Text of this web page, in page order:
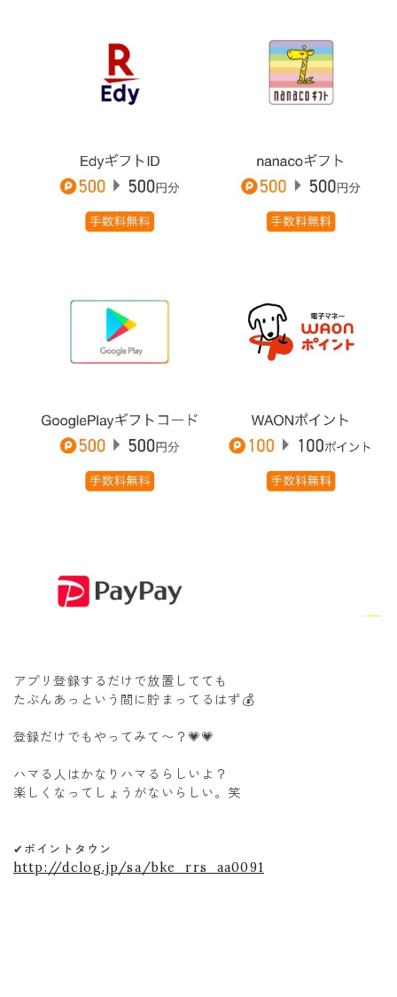
アプリ登録するだけで放置してても
たぶんあっという間に貯まってるはず💰
登録だけでもやってみて〜？💗💗
ハマる人はかなりハマるらしいよ？
楽しくなってしょうがないらしい。笑
✔︎ポイントタウン
http://dclog.jp/sa/bke_rrs_aa0091